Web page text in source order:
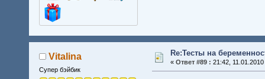
Vitalina
Супер бэйбик
Re:Тесты на
« Ответ #89 : 21:42, 11.01.2010